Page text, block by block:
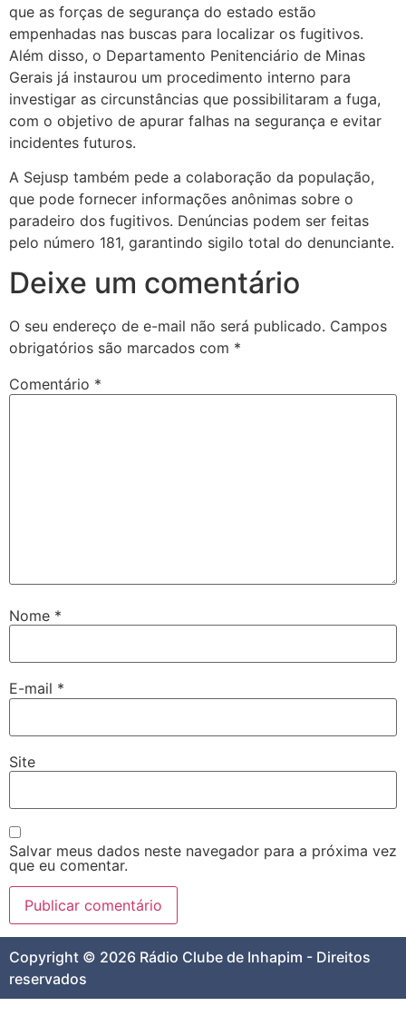
que as forças de segurança do estado estão
empenhadas nas buscas para localizar os fugitivos.
Além disso, o Departamento Penitenciário de Minas
Gerais já instaurou um procedimento interno para
investigar as circunstâncias que possibilitaram a fuga,
com o objetivo de apurar falhas na segurança e evitar
incidentes futuros.
A Sejusp também pede a colaboração da população,
que pode fornecer informações anônimas sobre o
paradeiro dos fugitivos. Denúncias podem ser feitas
pelo número 181, garantindo sigilo total do denunciante.
Deixe um comentário
O seu endereço de e-mail não será publicado. Campos
obrigatórios são marcados com *
Comentário *
Nome *
E-mail *
Site
Salvar meus dados neste navegador para a próxima vez
que eu comentar.
Copyright © 2026 Rádio Clube de Inhapim - Direitos
reservados